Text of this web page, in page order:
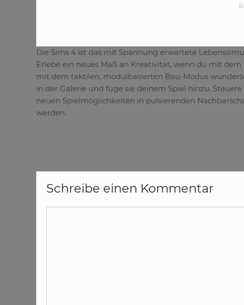
Die Sims 4 ist das mit Spannung erwartete
Erlebe ein neues Maß an Kreativität, wenn du mit
mit dem taktilen, modulbasierten Bau-Modus
in der Galerie und füge sie deinem Spiel hinzu.
neuen Spielmöglichkeiten in pulsierenden
werden.
Schreibe einen Kommentar